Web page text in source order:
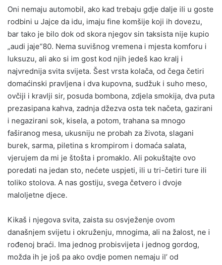
Oni nemaju automobil, ako kad trebaju gdje dalje ili u goste
rodbini u Jajce da idu, imaju fine komšije koji ih dovezu,
bar tako je bilo dok od skora njegov sin taksista nije kupio
„audi jaje“80. Nema suvišnog vremena i mjesta komforu i
luksuzu, ali ako si im gost kod njih jedeš kao kralj i
najvrednija svita svijeta. Šest vrsta kolača, od čega četiri
domaćinski pravljena i dva kupovna, sudžuk i suho meso,
ovčiji i kravlji sir, posuda bombona, zdjela smokija, dva puta
prezasipana kahva, zadnja džezva osta tek načeta, gazirani
i negazirani sok, kisela, a potom, trahana sa mnogo
faširanog mesa, ukusniju ne probah za života, slagani
burek, sarma, piletina s krompirom i domaća salata,
vjerujem da mi je štošta i promaklo. Ali pokuštajte ovo
poredati na jedan sto, nećete uspjeti, ili u tri-četiri ture ili
toliko stolova. A nas gostiju, svega četvero i dvoje
maloljetne djece.
Kikaš i njegova svita, zaista su osvježenje ovom
današnjem svijetu i okruženju, mnogima, ali na žalost, ne i
rođenoj braći. Ima jednog probisvijeta i jednog gordog,
možda ih je još pa ako ovdje pomen nemaju il’ od